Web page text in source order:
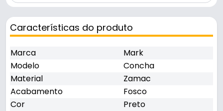
Características do produto
Marca
Mark
Modelo
Concha
Material
Zamac
Acabamento
Fosco
Cor
Preto